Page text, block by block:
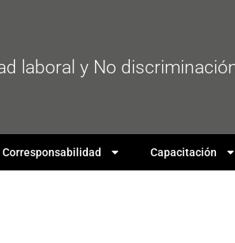
laboral y No
Corresponsabilidad Capacitación